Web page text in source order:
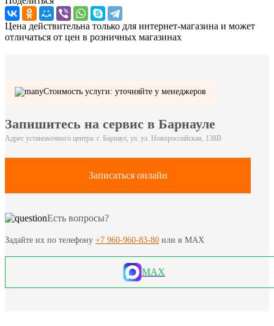
Цена действительна только для интернет-магазина и может
отличаться от цен в розничных магазинах
Стоимость услуги: уточняйте у менеджеров
Запишитесь на сервис в Барнауле
Адрес установочного центра: г. Барнаул, ул. ул. Новороссийская, 138В
Записаться онлайн
Есть вопросы?
Задайте их по телефону +7 960-960-83-80 или в MAX
MAX